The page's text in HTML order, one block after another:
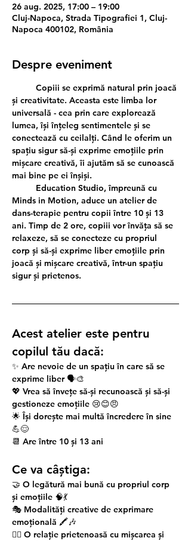
26 aug. 2025, 17:00 – 19:00
Cluj-Napoca, Strada Tipografiei 1, Cluj-
Napoca 400102, România
Despre eveniment
și creativitate. Aceasta este limba lor
universală - cea prin care explorează
lumea, își înțeleg sentimentele și se
conectează cu ceilalți. Când le oferim un
spațiu sigur să-și exprime emoțiile prin
mișcare creativă, îi ajutăm să se cunoască
mai bine pe ei înșiși.
Minds in Motion, aduce un atelier de
dans-terapie pentru copii între 10 și 13
ani. Timp de 2 ore, copiii vor învăța să se
relaxeze, să se conecteze cu propriul
corp și să-și exprime liber emoțiile prin
joacă și mișcare creativă, într-un spațiu
sigur și prietenos.
Acest atelier este pentru
copilul tău dacă:
✨ Are nevoie de un spațiu în care să se
exprime liber 🗣️🎨
💖 Vrea să învețe să-și recunoască și să-și
gestioneze emoțiile 😢😊😠
🌟 Își dorește mai multă încredere în sine
💪😌
📆 Are între 10 și 13 ani
Ce va câștiga:
🤝 O legătură mai bună cu propriul corp
și emoțiile 🧠💃
🎭 Modalități creative de exprimare
emoțională 🖍️🎶
🏃‍♀️ O relație prietenoasă cu mișcarea și